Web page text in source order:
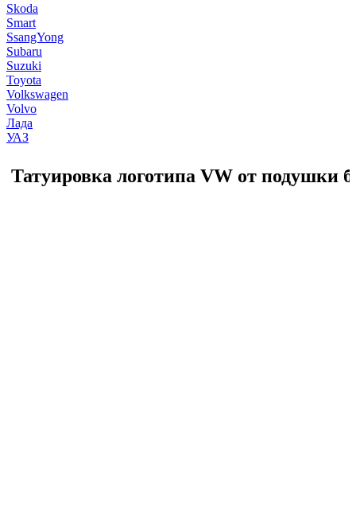
Skoda
Smart
SsangYong
Subaru
Suzuki
Toyota
Volkswagen
Volvo
Лада
УАЗ
Татуировка логотипа VW от подушки